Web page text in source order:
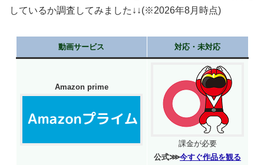
しているか調査してみました↓↓(※2026年8月時点)
動画サービス 対応・未対応
Amazon prime
課金が必要
公式⋙今すぐ作品を観る